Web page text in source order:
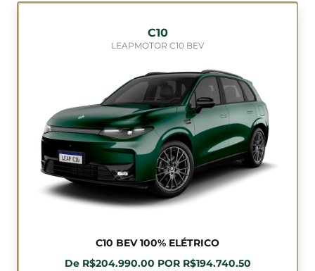
C10
LEAPMOTOR C10 BEV
C10 BEV 100% ELÉTRICO
De R$204.990.00 POR R$194.740.50